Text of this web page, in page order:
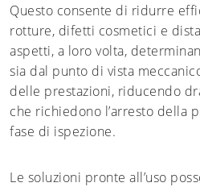
Questo consente di ridurre
rotture, difetti cosmetici e
aspetti, a loro volta,
sia dal punto di vista
delle prestazioni, riducendo
che richiedono l’arresto della
fase di ispezione.
Le soluzioni pronte all’uso